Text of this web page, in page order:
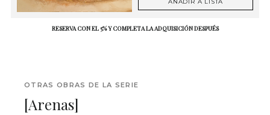
RESERVA CON EL 5% Y COMPLETA LA ADQUISICIÓN DESPUÉS
OTRAS OBRAS DE LA SERIE
[Arenas]